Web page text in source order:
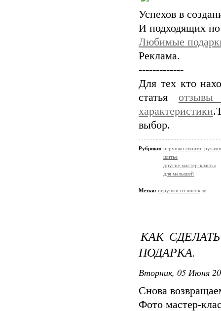
Успехов в
И подходящих
Любимые
Реклама.
-------------
Для тех кто
статья
характеристики
выбор.
Рубрики: игрушки своими руками
шитье
другие мастер-классы
для малышей
Метки: игрушки из носок
КАК
ПОДАРКА.
Вторник, 05 Июня
Снова
Фото мастер-